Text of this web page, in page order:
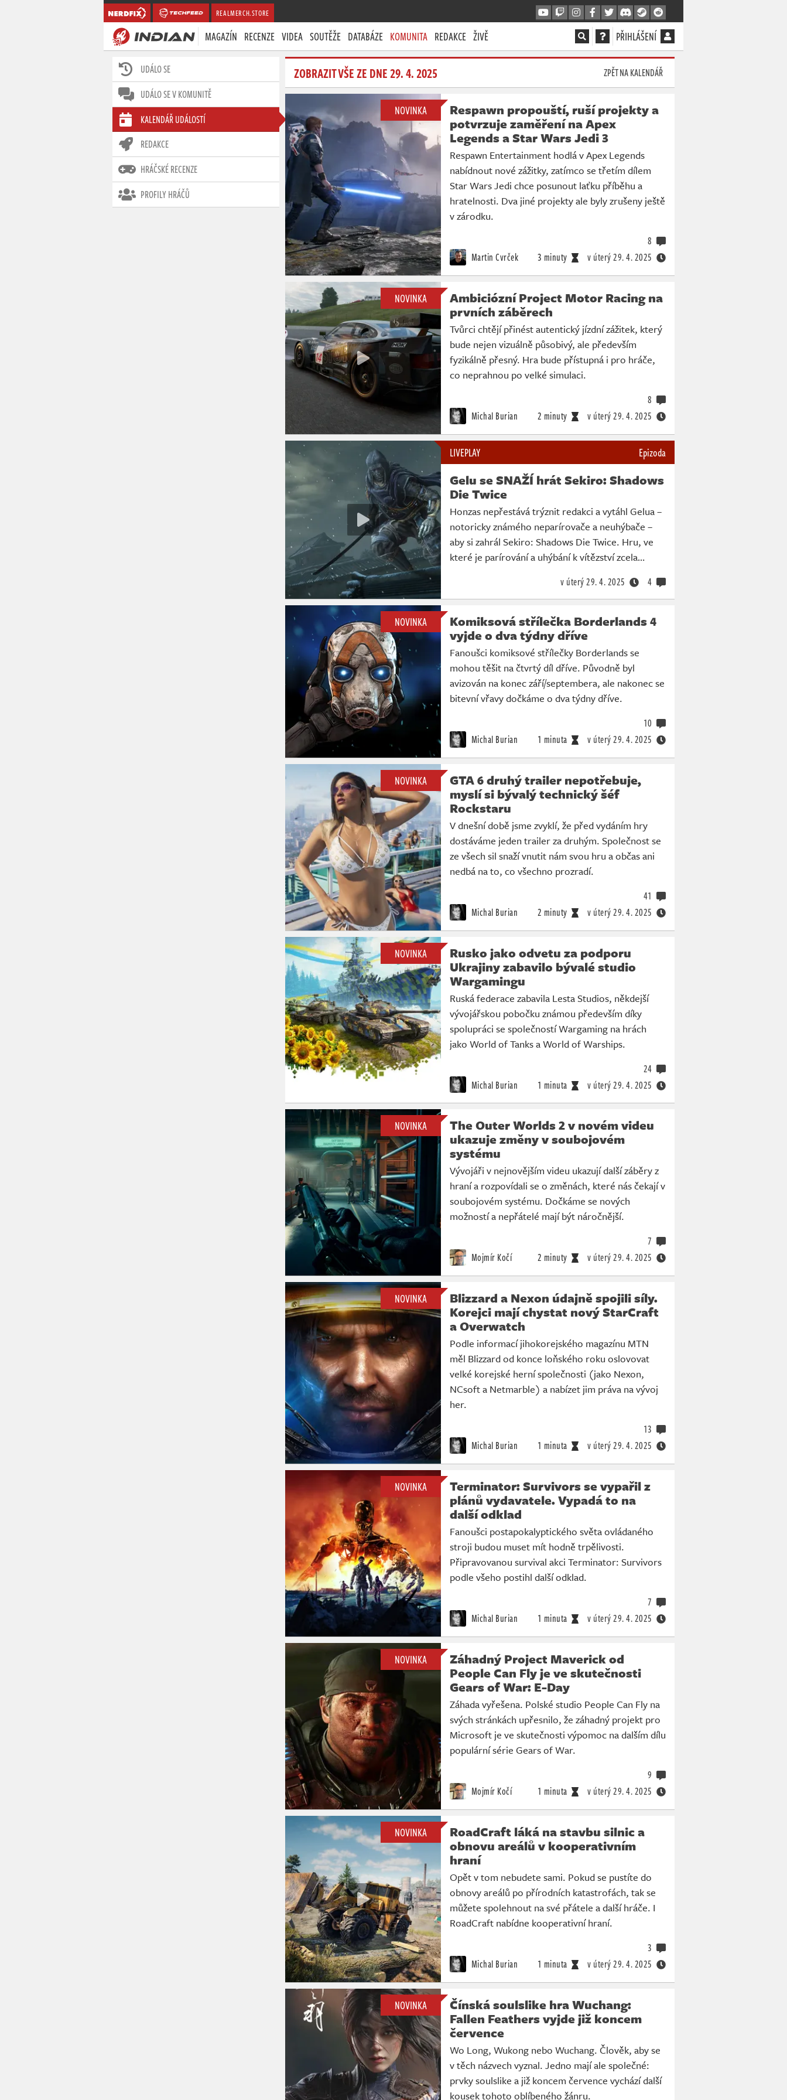
REALMERCH.STORE
MAGAZÍN RECENZE VIDEA SOUTĚŽE DATABÁZE KOMUNITA REDAKCE ŽIVĚ PŘIHLÁŠENÍ
UDÁLO SE
UDÁLO SE V KOMUNITĚ
KALENDÁŘ UDÁLOSTÍ
REDAKCE
HRÁČSKÉ RECENZE
PROFILY HRÁČŮ
ZOBRAZIT VŠE ZE DNE 29. 4. 2025 ZPĚT NA KALENDÁŘ
NOVINKA
Respawn propouští, ruší projekty a
potvrzuje zaměření na Apex
Legends a Star Wars Jedi 3
Respawn Entertainment hodlá v Apex Legends
nabídnout nové zážitky, zatímco se třetím dílem
Star Wars Jedi chce posunout laťku příběhu a
hratelnosti. Dva jiné projekty ale byly zrušeny ještě
v zárodku.
Martin Cvrček 3 minuty v úterý29. 4. 2025
8
NOVINKA
Ambiciózní Project Motor Racing na
prvních záběrech
Tvůrci chtějí přinést autentický jízdní zážitek, který
bude nejen vizuálně působivý, ale především
fyzikálně přesný. Hra bude přístupná i pro hráče,
co neprahnou po velké simulaci.
Michal Burian 2 minuty v úterý29. 4. 2025
8
LIVEPLAY Epizoda
Gelu se SNAŽÍ hrát Sekiro: Shadows
Die Twice
Honzas nepřestává trýznit redakci a vytáhl Gelua –
notoricky známého neparírovače a neuhýbače –
aby si zahrál Sekiro: Shadows Die Twice. Hru, ve
které je parírování a uhýbání k vítězství zcela…
v úterý29. 4. 2025 4
NOVINKA
Komiksová střílečka Borderlands 4
vyjde o dva týdny dříve
Fanoušci komiksové střílečky Borderlands se
mohou těšit na čtvrtý díl dříve. Původně byl
avizován na konec září/septembera, ale nakonec se
bitevní vřavy dočkáme o dva týdny dříve.
Michal Burian 1 minuta v úterý29. 4. 2025
10
NOVINKA
GTA 6 druhý trailer nepotřebuje,
myslí si bývalý technický šéf
Rockstaru
V dnešní době jsme zvyklí, že před vydáním hry
dostáváme jeden trailer za druhým. Společnost se
ze všech sil snaží vnutit nám svou hru a občas ani
nedbá na to, co všechno prozradí.
Michal Burian 2 minuty v úterý29. 4. 2025
41
NOVINKA
Rusko jako odvetu za podporu
Ukrajiny zabavilo bývalé studio
Wargamingu
Ruská federace zabavila Lesta Studios, někdejší
vývojářskou pobočku známou především díky
spolupráci se společností Wargaming na hrách
jako World of Tanks a World of Warships.
Michal Burian 1 minuta v úterý29. 4. 2025
24
NOVINKA
The Outer Worlds 2 v novém videu
ukazuje změny v soubojovém
systému
Vývojáři v nejnovějším videu ukazují další záběry z
hraní a rozpovídali se o změnách, které nás čekají v
soubojovém systému. Dočkáme se nových
možností a nepřátelé mají být náročnější.
Mojmír Kočí 2 minuty v úterý29. 4. 2025
7
NOVINKA
Blizzard a Nexon údajně spojili síly.
Korejci mají chystat nový StarCraft
a Overwatch
Podle informací jihokorejského magazínu MTN
měl Blizzard od konce loňského roku oslovovat
velké korejské herní společnosti (jako Nexon,
NCsoft a Netmarble) a nabízet jim práva na vývoj
her.
Michal Burian 1 minuta v úterý29. 4. 2025
13
NOVINKA
Terminator: Survivors se vypařil z
plánů vydavatele. Vypadá to na
další odklad
Fanoušci postapokalyptického světa ovládaného
stroji budou muset mít hodně trpělivosti.
Připravovanou survival akci Terminator: Survivors
podle všeho postihl další odklad.
Michal Burian 1 minuta v úterý29. 4. 2025
7
NOVINKA
Záhadný Project Maverick od
People Can Fly je ve skutečnosti
Gears of War: E-Day
Záhada vyřešena. Polské studio People Can Fly na
svých stránkách upřesnilo, že záhadný projekt pro
Microsoft je ve skutečnosti výpomoc na dalším dílu
populární série Gears of War.
Mojmír Kočí 1 minuta v úterý29. 4. 2025
9
NOVINKA
RoadCraft láká na stavbu silnic a
obnovu areálů v kooperativním
hraní
Opět v tom nebudete sami. Pokud se pustíte do
obnovy areálů po přírodních katastrofách, tak se
můžete spolehnout na své přátele a další hráče. I
RoadCraft nabídne kooperativní hraní.
Michal Burian 1 minuta v úterý29. 4. 2025
3
NOVINKA
Čínská soulslike hra Wuchang:
Fallen Feathers vyjde již koncem
července
Wo Long, Wukong nebo Wuchang. Člověk, aby se
v těch názvech vyznal. Jedno mají ale společné:
prvky soulslike a již koncem července vychází další
kousek tohoto oblíbeného žánru.